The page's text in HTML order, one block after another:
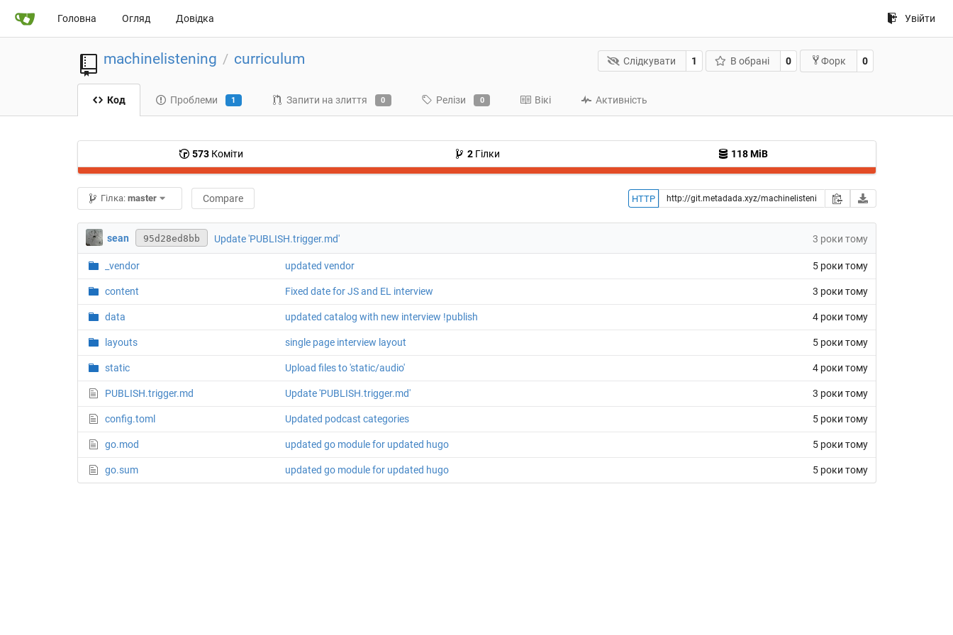
Головна Огляд Довідка Увійти
machinelistening / curriculum Слідкувати 1 В обрані 0 Форк 0
Код Проблеми 1 Запити на злиття 0 Релізи 0 Вікі Активність
573Коміти 2Гілки 118 MiB
Гілка:master Compare HTTP
sean 95d28ed8bb Update 'PUBLISH.trigger.md' 3 роки тому
_vendor updated vendor 5 роки тому
content Fixed date for JS and EL interview 3 роки тому
data updated catalog with new interview !publish 4 роки тому
layouts single page interview layout 5 роки тому
static Upload files to 'static/audio' 4 роки тому
PUBLISH.trigger.md Update 'PUBLISH.trigger.md' 3 роки тому
config.toml Updated podcast categories 5 роки тому
go.mod updated go module for updated hugo 5 роки тому
go.sum updated go module for updated hugo 5 роки тому